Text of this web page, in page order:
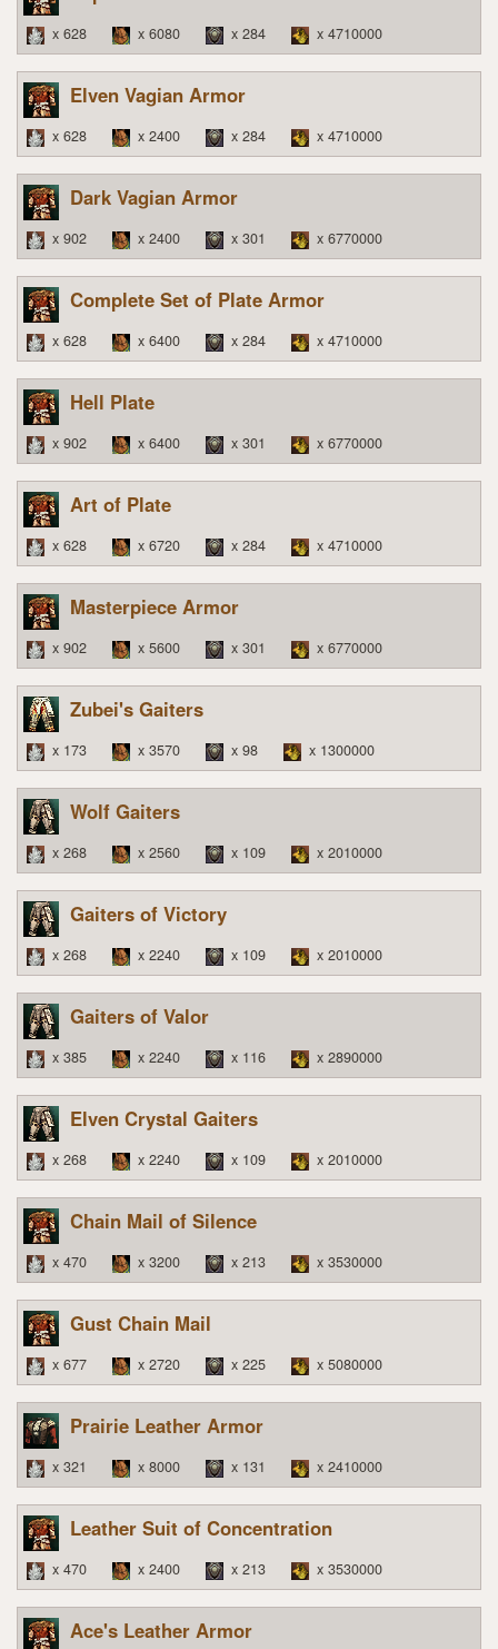
x 628 x 6080 x 284 x 4710000
Elven Vagian Armor
x 628 x 2400 x 284 x 4710000
Dark Vagian Armor
x 902 x 2400 x 301 x 6770000
Complete Set of Plate Armor
x 628 x 6400 x 284 x 4710000
Hell Plate
x 902 x 6400 x 301 x 6770000
Art of Plate
x 628 x 6720 x 284 x 4710000
Masterpiece Armor
x 902 x 5600 x 301 x 6770000
Zubei's Gaiters
x 173 x 3570 x 98 x 1300000
Wolf Gaiters
x 268 x 2560 x 109 x 2010000
Gaiters of Victory
x 268 x 2240 x 109 x 2010000
Gaiters of Valor
x 385 x 2240 x 116 x 2890000
Elven Crystal Gaiters
x 268 x 2240 x 109 x 2010000
Chain Mail of Silence
x 470 x 3200 x 213 x 3530000
Gust Chain Mail
x 677 x 2720 x 225 x 5080000
Prairie Leather Armor
x 321 x 8000 x 131 x 2410000
Leather Suit of Concentration
x 470 x 2400 x 213 x 3530000
Ace's Leather Armor